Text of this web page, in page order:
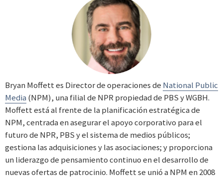
Bryan Moffett es Director de operaciones de National Public
Media (NPM), una filial de NPR propiedad de PBS y WGBH.
Moffett está al frente de la planificación estratégica de
NPM, centrada en asegurar el apoyo corporativo para el
futuro de NPR, PBS y el sistema de medios públicos;
gestiona las adquisiciones y las asociaciones; y proporciona
un liderazgo de pensamiento continuo en el desarrollo de
nuevas ofertas de patrocinio. Moffett se unió a NPM en 2008